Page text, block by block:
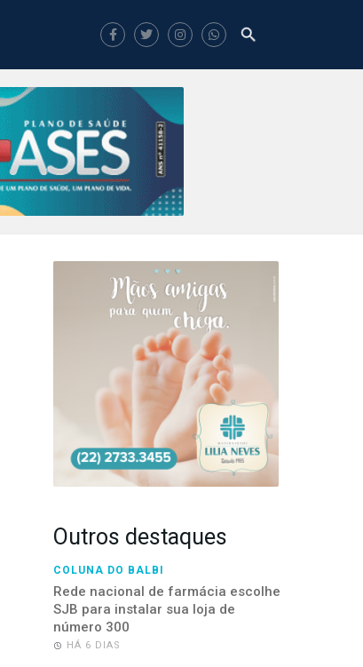
Outros destaques
COLUNA DO BALBI
Rede nacional de farmácia escolhe
SJB para instalar sua loja de
número 300
HÁ 6 DIAS